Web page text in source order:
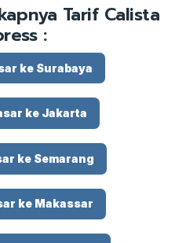
Tarif Calista
:
ke Surabaya
ke Jakarta
ke Semarang
ke Makassar